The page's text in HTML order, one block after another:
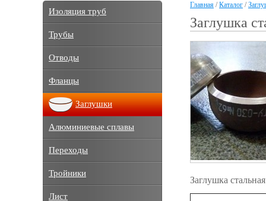
Главная /Каталог /
Заглушка
Заглушка
Изоляция труб
Трубы
Отводы
Фланцы
Заглушки
Алюминиевые сплавы
Переходы
Тройники
Лист